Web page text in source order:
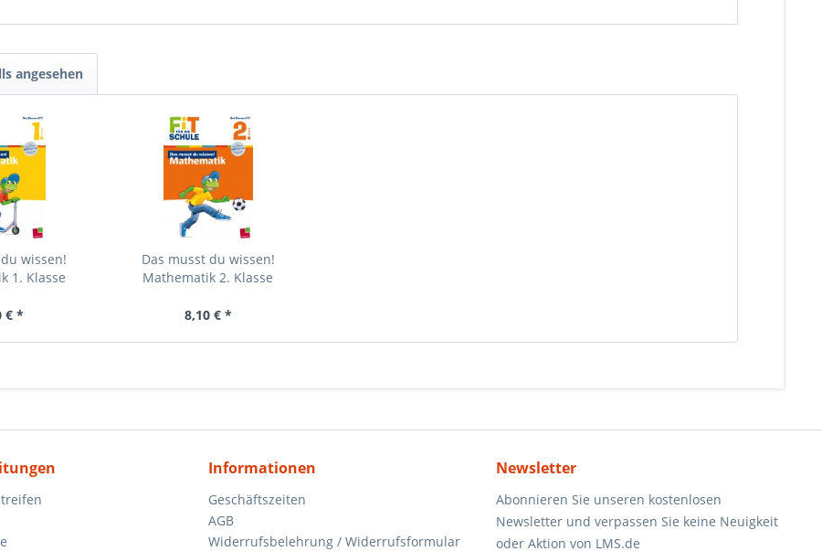
angesehen
wissen!
1. Klasse
€ *
Das musst du wissen!
Mathematik 2. Klasse
8,10 € *
Informationen
Geschäftszeiten
AGB
Widerrufsbelehrung / Widerrufsformular
Newsletter
Abonnieren Sie unseren kostenlosen
Newsletter und verpassen Sie keine Neuigkeit
oder Aktion von LMS.de